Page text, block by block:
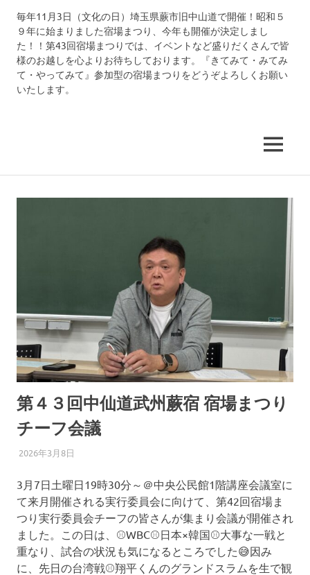
中
仙
道
蕨
ま
つ
り
毎年11月3日（文化の日）埼玉県蕨市旧中山道で開催！昭和５
９年に始まりました宿場まつり、今年も開催が決定しまし
た！！第43回宿場まつりでは、イベントなど盛りだくさんで皆
様のお越しを心よりお待ちしております。『きてみて・みてみ
て・やってみて』参加型の宿場まつりをどうぞよろしくお願い
いたします。
MENU
第４３回中仙道武州蕨宿 宿場まつり
チーフ会議
2026年3月8日
3月7日土曜日19時30分～＠中央公民館1階講座会議室に
て来月開催される実行委員会に向けて、第42回宿場ま
つり実行委員会チーフの皆さんが集まり会議が開催され
ました。この日は、⚾WBC⚾日本×韓国⚾大事な一戦と
重なり、試合の状況も気になるところでした😅因み
に、先日の台湾戦⚾翔平くんのグランドスラムを生で観